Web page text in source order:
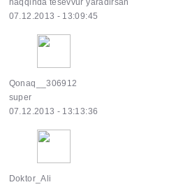
haqqinda tesevvur yaradirsan
07.12.2013 - 13:09:45
Qonaq__306912
super
07.12.2013 - 13:13:36
Doktor_Ali